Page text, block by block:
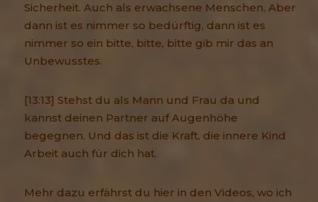
Sicherheit. Auch als erwachsene Menschen. Aber
dann ist es nimmer so bedürftig, dann ist es
nimmer so ein bitte, bitte, bitte gib mir das an
Unbewusstes.
[13:13] Stehst du als Mann und Frau da und
kannst deinen Partner auf Augenhöhe
begegnen. Und das ist die Kraft, die innere Kind
Arbeit auch für dich hat.
Mehr dazu erfährst du hier in den Videos, wo ich